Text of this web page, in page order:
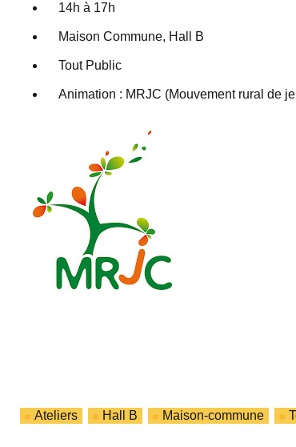
14h à 17h
Maison Commune, Hall B
Tout Public
Animation : MRJC (Mouvement rural de
Ateliers Hall B Maison-commune